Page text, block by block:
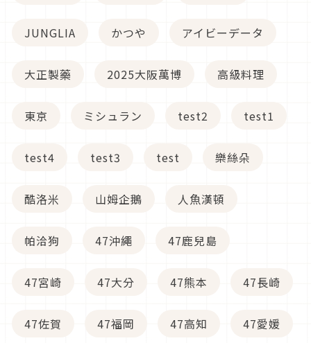
JUNGLIA かつや アイビーデータ
大正製藥 2025大阪萬博 高級料理
東京 ミシュラン test2 test1
test4 test3 test 樂絲朵
酷洛米 山姆企鵝 人魚漢頓
帕洽狗 47沖繩 47鹿兒島
47宮崎 47大分 47熊本 47長崎
47佐賀 47福岡 47高知 47愛媛